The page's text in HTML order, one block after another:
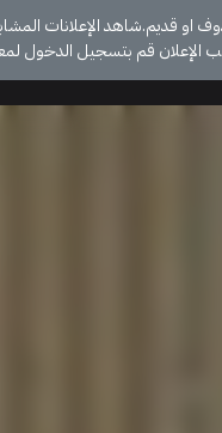
او قديم.شاهد الإعلانات
الإعلان قم بتسجيل الدخول